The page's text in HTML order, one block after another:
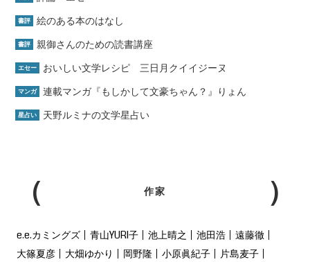
書評 絵のある本のはなし
書評 親御さんのための読書講座
エセー おいしい文学レシピ 三日月クイイジーヌ
マンガ 連載マンガ『もしかして文豪ちゃん？』りょん
星占い 天野ルミナの文学星占い
作家
e.e.カミングズ 青山YURI子 池上晴之 池田浩
遠藤徹
大篠夏彦
大畑ゆかり 岡野隆 小原眞紀子
片島麦子